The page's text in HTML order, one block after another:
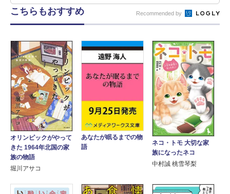
こちらもおすすめ Recommended by
オリンピックがやって
きた 1964年北国の家
族の物語
堀川アサコ
あなたが眠るまでの物
語
ネコ・トモ 大切な家
族になったネコ
中村誠 桃雪琴梨